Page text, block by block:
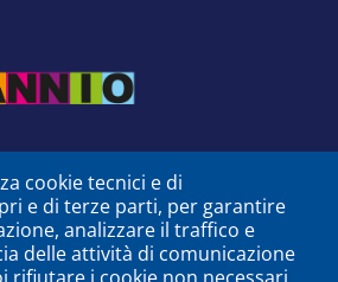
cookie tecnici e di
e di terze parti, per garantire
analizzare il traffico e
delle attività di comunicazione